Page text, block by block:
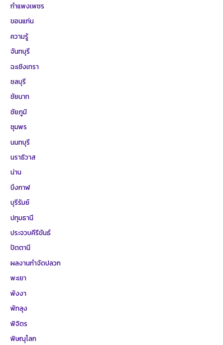
กำแพงเพชร
ขอนแก่น
ความรู้
จันทบุรี
ฉะเชิงเทรา
ชลบุรี
ชัยนาท
ชัยภูมิ
ชุมพร
นนทบุรี
นราธิวาส
น่าน
บึงกาฬ
บุรีรัมย์
ปทุมธานี
ประจวบคีรีขันธ์
ปัตตานี
ผลงานกำจัดปลวก
พะเยา
พังงา
พัทลุง
พิจิตร
พิษณุโลก